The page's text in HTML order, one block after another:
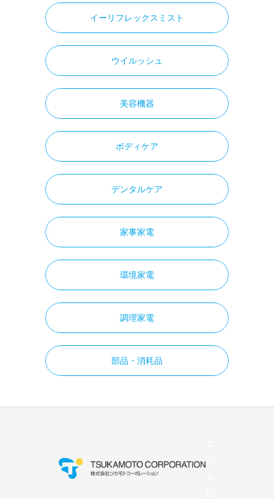
イーリフレックスミスト
ウイルッシュ
美容機器
ボディケア
デンタルケア
家事家電
環境家電
調理家電
部品・消耗品